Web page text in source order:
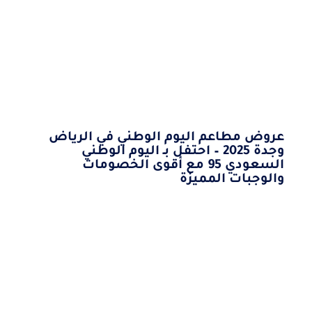
عروض مطاعم اليوم الوطني في الرياض
وجدة 2025 – احتفل بـ اليوم الوطني
السعودي 95 مع أقوى الخصومات
والوجبات المميزة